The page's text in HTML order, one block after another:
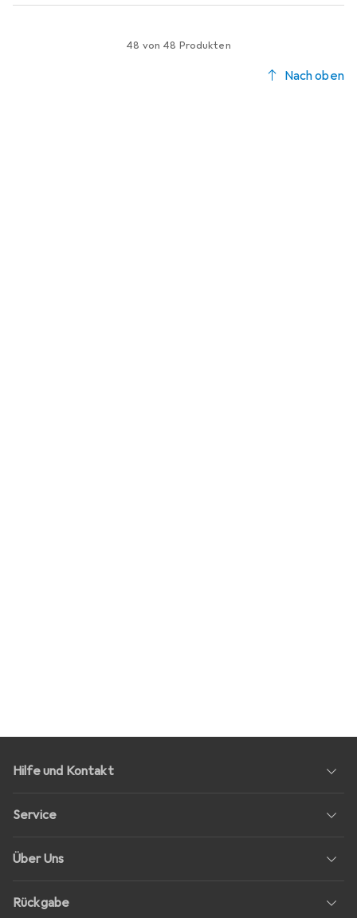
48 von 48 Produkten
Nach oben
Hilfe und Kontakt
Service
Über Uns
Rückgabe